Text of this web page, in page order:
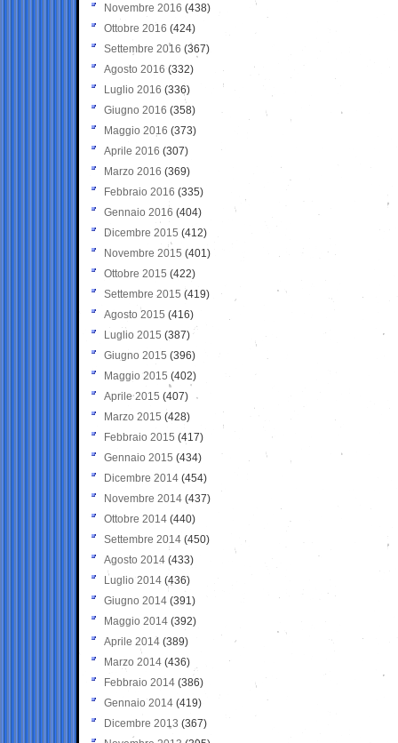
Novembre 2016 (438)
Ottobre 2016 (424)
Settembre 2016 (367)
Agosto 2016 (332)
Luglio 2016 (336)
Giugno 2016 (358)
Maggio 2016 (373)
Aprile 2016 (307)
Marzo 2016 (369)
Febbraio 2016 (335)
Gennaio 2016 (404)
Dicembre 2015 (412)
Novembre 2015 (401)
Ottobre 2015 (422)
Settembre 2015 (419)
Agosto 2015 (416)
Luglio 2015 (387)
Giugno 2015 (396)
Maggio 2015 (402)
Aprile 2015 (407)
Marzo 2015 (428)
Febbraio 2015 (417)
Gennaio 2015 (434)
Dicembre 2014 (454)
Novembre 2014 (437)
Ottobre 2014 (440)
Settembre 2014 (450)
Agosto 2014 (433)
Luglio 2014 (436)
Giugno 2014 (391)
Maggio 2014 (392)
Aprile 2014 (389)
Marzo 2014 (436)
Febbraio 2014 (386)
Gennaio 2014 (419)
Dicembre 2013 (367)